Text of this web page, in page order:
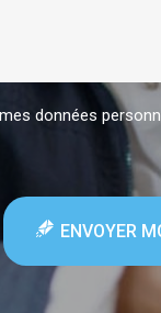
données
ENVOYER